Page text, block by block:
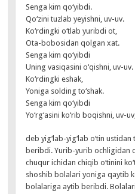
Senga kim qo‘yibdi.
Qo‘zini tuzlab yeyishni, uv-uv.
Ko‘rdingki o‘tlab yuribdi ot,
Ota-bobosidan qolgan xat.
Senga kim qo‘yibdi
Uning vasiqasini o‘qishni, uv-uv.
Ko‘rdingki eshak,
Yoniga solding to‘shak.
Senga kim qo‘yibdi
Yo‘rg‘asini ko‘rib boqishni, uv-
deb yig‘lab-yig‘lab o‘tin
beribdi. Yurib-yurib ochligidan
chuqur ichidan chiqib o‘tinini
shoshib bolalari yoniga qaytib
bolalariga aytib beribdi.